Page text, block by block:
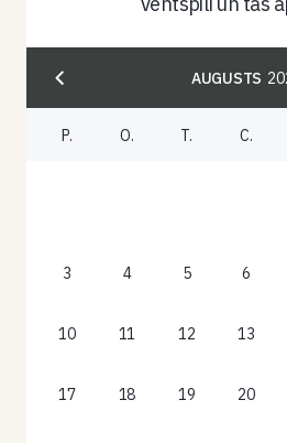
AUGUSTS
P. O. T. C.
3 4 5 6
10 11 12 13
17 18 19 20